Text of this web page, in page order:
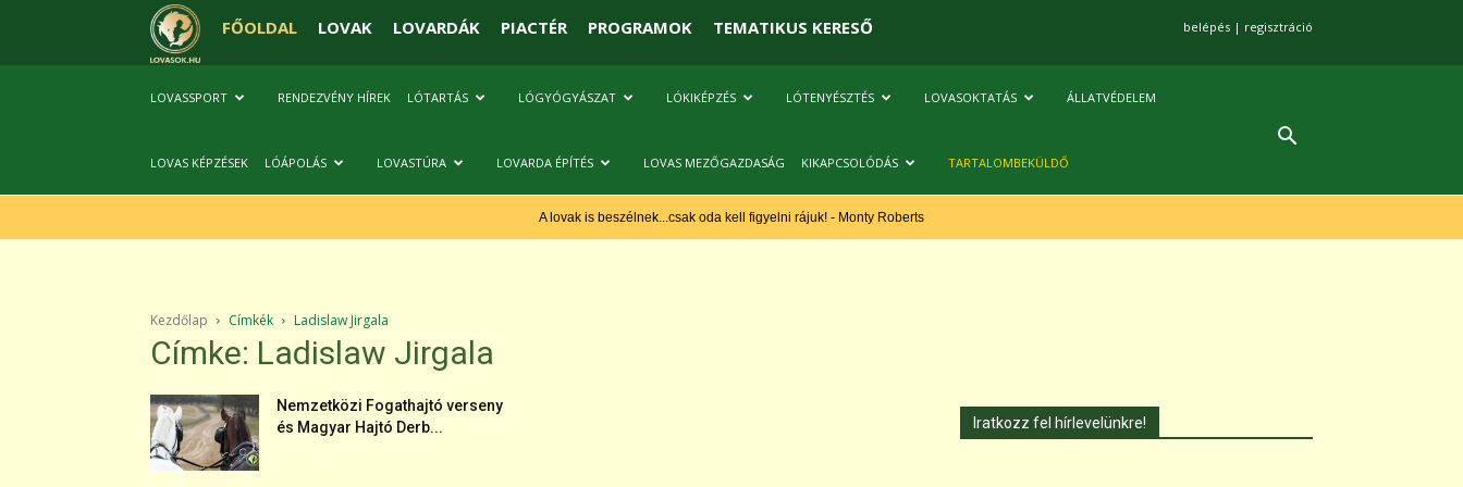
FŐOLDAL LOVAK LOVARDÁK PIACTÉR PROGRAMOK TEMATIKUS KERESŐ belépés | regisztráció
LOVASSPORT RENDEZVÉNY HÍREK LÓTARTÁS LÓGYÓGYÁSZAT LÓKIKÉPZÉS LÓTENYÉSZTÉS LOVASOKTATÁS ÁLLATVÉDELEM
LOVAS KÉPZÉSEK LÓÁPOLÁS LOVASTÚRA LOVARDA ÉPÍTÉS LOVAS MEZŐGAZDASÁG KIKAPCSOLÓDÁS TARTALOMBEKÜLDŐ
A lovak is beszélnek...csak oda kell figyelni rájuk! - Monty Roberts
Kezdőlap Címkék Ladislaw Jirgala
Címke: Ladislaw Jirgala
Nemzetközi Fogathajtó verseny
és Magyar Hajtó Derb...
Iratkozz fel hírlevelünkre!